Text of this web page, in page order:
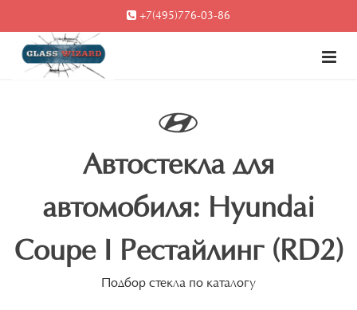
+7(495)776-03-86
Автостекла для
автомобиля: Hyundai
Coupe I Рестайлинг (RD2)
Подбор стекла по каталогу